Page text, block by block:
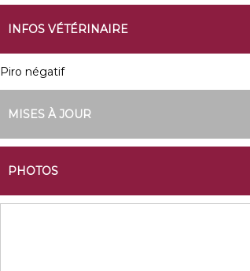
INFOS VÉTÉRINAIRE
Piro négatif
MISES À JOUR
PHOTOS